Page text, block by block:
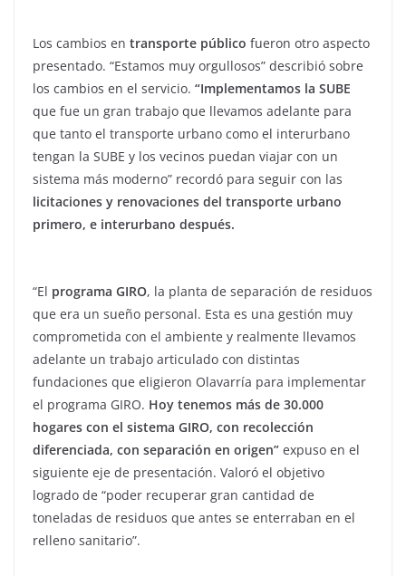
Los cambios en transporte público fueron otro aspecto
presentado. “Estamos muy orgullosos” describió sobre
los cambios en el servicio. “Implementamos la SUBE
que fue un gran trabajo que llevamos adelante para
que tanto el transporte urbano como el interurbano
tengan la SUBE y los vecinos puedan viajar con un
sistema más moderno” recordó para seguir con las
licitaciones y renovaciones del transporte urbano
primero, e interurbano después.
“El programa GIRO, la planta de separación de residuos
que era un sueño personal. Esta es una gestión muy
comprometida con el ambiente y realmente llevamos
adelante un trabajo articulado con distintas
fundaciones que eligieron Olavarría para implementar
el programa GIRO. Hoy tenemos más de 30.000
hogares con el sistema GIRO, con recolección
diferenciada, con separación en origen” expuso en el
siguiente eje de presentación. Valoró el objetivo
logrado de “poder recuperar gran cantidad de
toneladas de residuos que antes se enterraban en el
relleno sanitario”.